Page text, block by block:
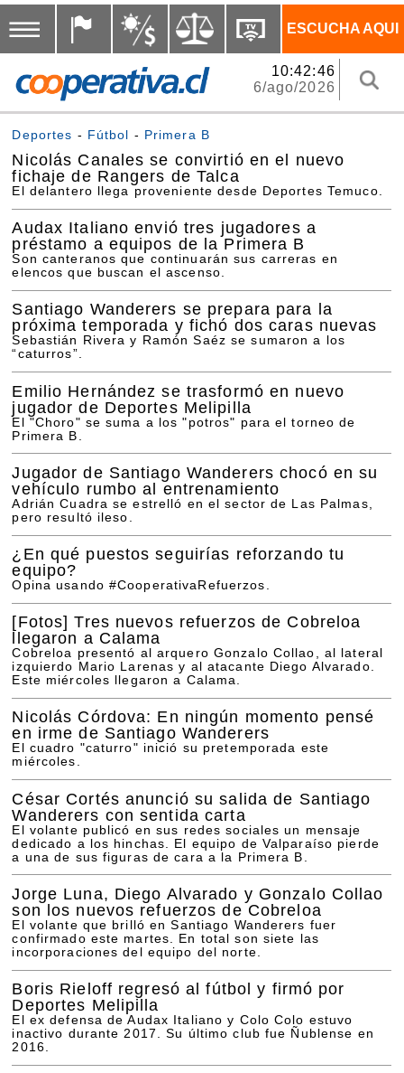
ESCUCHA AQUI
10:42:47
6/ago/2026
Deportes - Fútbol - Primera B
Nicolás Canales se convirtió en el nuevo
fichaje de Rangers de Talca
El delantero llega proveniente desde Deportes Temuco.
Audax Italiano envió tres jugadores a
préstamo a equipos de la Primera B
Son canteranos que continuarán sus carreras en
elencos que buscan el ascenso.
Santiago Wanderers se prepara para la
próxima temporada y fichó dos caras nuevas
Sebastián Rivera y Ramón Saéz se sumaron a los
“caturros”.
Emilio Hernández se trasformó en nuevo
jugador de Deportes Melipilla
El "Choro" se suma a los "potros" para el torneo de
Primera B.
Jugador de Santiago Wanderers chocó en su
vehículo rumbo al entrenamiento
Adrián Cuadra se estrelló en el sector de Las Palmas,
pero resultó ileso.
¿En qué puestos seguirías reforzando tu
equipo?
Opina usando #CooperativaRefuerzos.
[Fotos] Tres nuevos refuerzos de Cobreloa
llegaron a Calama
Cobreloa presentó al arquero Gonzalo Collao, al lateral
izquierdo Mario Larenas y al atacante Diego Alvarado.
Este miércoles llegaron a Calama.
Nicolás Córdova: En ningún momento pensé
en irme de Santiago Wanderers
El cuadro "caturro" inició su pretemporada este
miércoles.
César Cortés anunció su salida de Santiago
Wanderers con sentida carta
El volante publicó en sus redes sociales un mensaje
dedicado a los hinchas. El equipo de Valparaíso pierde
a una de sus figuras de cara a la Primera B.
Jorge Luna, Diego Alvarado y Gonzalo Collao
son los nuevos refuerzos de Cobreloa
El volante que brilló en Santiago Wanderers fuer
confirmado este martes. En total son siete las
incorporaciones del equipo del norte.
Boris Rieloff regresó al fútbol y firmó por
Deportes Melipilla
El ex defensa de Audax Italiano y Colo Colo estuvo
inactivo durante 2017. Su último club fue Ñublense en
2016.